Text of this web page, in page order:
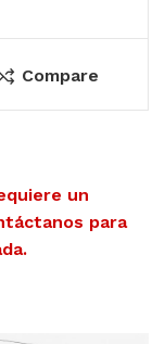
Compare
un
para